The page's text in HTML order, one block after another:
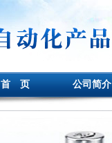
首 页 公司简介